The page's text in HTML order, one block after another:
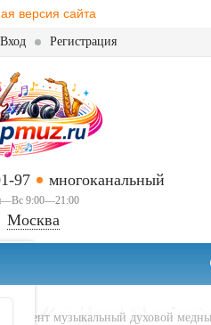
версия сайта
Вход Регистрация
97 многоканальный
9:00—21:00
Москва
музыкальный духовой